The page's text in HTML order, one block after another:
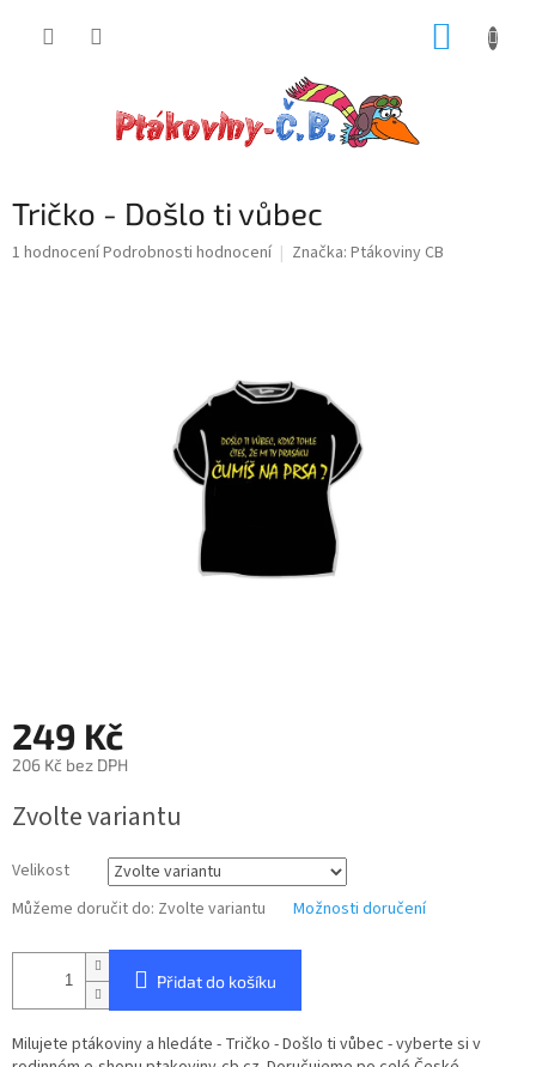
Tričko - Došlo ti vůbec
Průměrné
1 hodnoceníPodrobnosti hodnocení Značka: Ptákoviny CB
249 Kč
206 Kč bez DPH
cena:
Zvolte variantu
Velikost
Můžeme doručit do: Zvolte variantu Možnosti doručení
Přidat do košíku
Milujete ptákoviny a hledáte - Tričko - Došlo ti vůbec - vyberte si v